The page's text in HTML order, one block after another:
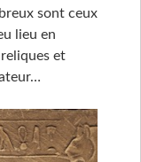
sont ceux
lieu en
et